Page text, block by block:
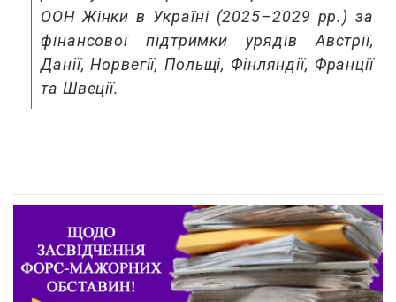
ООН Жінки в Україні (2025–2029 рр.) за
фінансової підтримки урядів Австрії,
Данії, Норвегії, Польщі, Фінляндії, Франції
та Швеції.